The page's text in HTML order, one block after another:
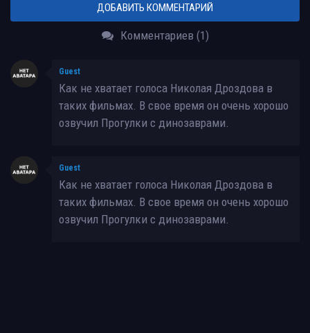
ДОБАВИТЬ КОММЕНТАРИЙ
Комментариев (1)
Guest
Как не хватает голоса Николая Дроздова в
таких фильмах. В свое время он очень хорошо
озвучил Прогулки с динозаврами.
Guest
Как не хватает голоса Николая Дроздова в
таких фильмах. В свое время он очень хорошо
озвучил Прогулки с динозаврами.